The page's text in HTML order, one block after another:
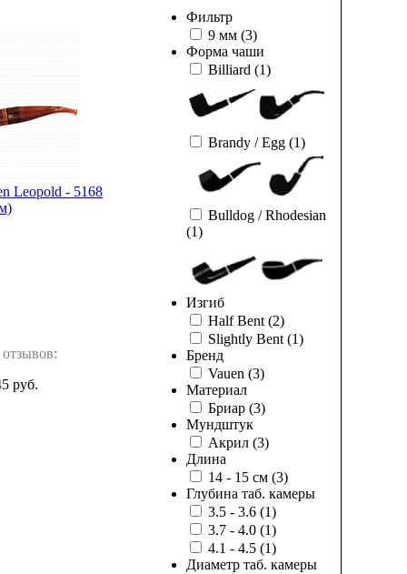
Фильтр
9 мм (3)
Форма чаши
Billiard (1)
Brandy / Egg (1)
Bulldog / Rhodesian
(1)
Изгиб
Half Bent(2)
Slightly Bent(1)
Бренд
Vauen (3)
Материал
Бриар (3)
Мундштук
Акрил (3)
Длина
14 - 15 см (3)
Глубина таб. камеры
3.5 - 3.6 (1)
3.7 - 4.0 (1)
4.1 - 4.5 (1)
Диаметр таб. камеры
Leopold - 5168
руб.